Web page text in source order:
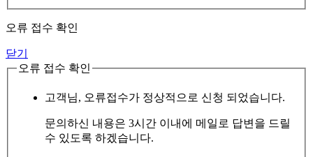
오류 접수 확인
닫기
오류 접수 확인
고객님, 오류접수가 정상적으로 신청 되었습니다.
문의하신 내용은 3시간 이내에 메일로 답변을 드릴
수 있도록 하겠습니다.